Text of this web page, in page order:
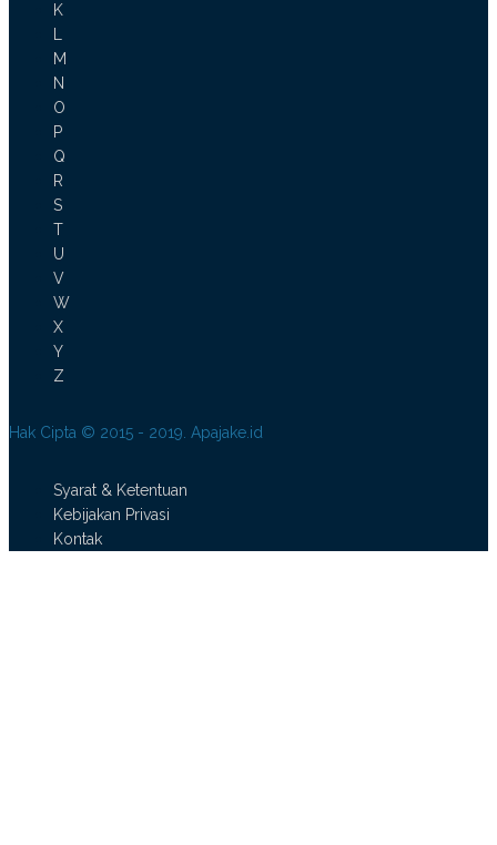
K
L
M
N
O
P
Q
R
S
T
U
V
W
X
Y
Z
Hak Cipta © 2015 - 2019. Apajake.id
Syarat & Ketentuan
Kebijakan Privasi
Kontak